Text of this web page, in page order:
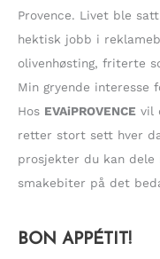
r
:
Provence. Livet ble
hektisk jobb i
olivenhøsting, friterte
Min gryende interesse
Hos EVAiPROVENCE vil
retter stort sett hver
prosjekter du kan dele
smakebiter på det
BON APPÉTIT!